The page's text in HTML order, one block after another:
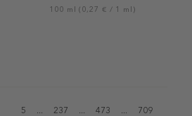
100 ml (0,27 € / 1 ml)
5 ... 237 ... 473 ... 709